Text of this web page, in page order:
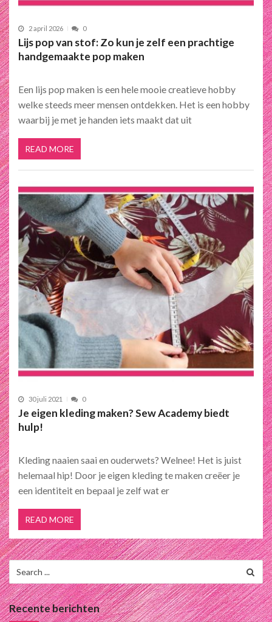
2 april 2026 0
Lijs pop van stof: Zo kun je zelf een prachtige
handgemaakte pop maken
Een lijs pop maken is een hele mooie creatieve hobby
welke steeds meer mensen ontdekken. Het is een hobby
waarbij je met je handen iets maakt dat uit
READ MORE
30 juli 2021 0
Je eigen kleding maken? Sew Academy biedt
hulp!
Kleding naaien saai en ouderwets? Welnee! Het is juist
helemaal hip! Door je eigen kleding te maken creëer je
een identiteit en bepaal je zelf wat er
READ MORE
Search
for:
Recente berichten